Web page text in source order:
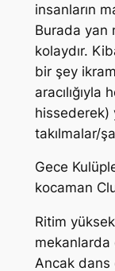
insanların
Burada yan
kolaydır.
bir şey
aracılığıyla
hissederek)
takılmalar/
Gece
kocaman
Ritim
mekanlarda
Ancak dans